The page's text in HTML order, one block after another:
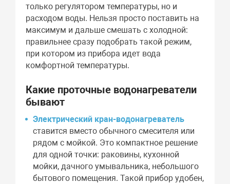
только регулятором температуры, но и
расходом воды. Нельзя просто поставить на
максимум и дальше смешать с холодной:
правильнее сразу подобрать такой режим,
при котором из прибора идет вода
комфортной температуры.
Какие проточные водонагреватели
бывают
Электрический кран-водонагреватель
ставится вместо обычного смесителя или
рядом с мойкой. Это компактное решение
для одной точки: раковины, кухонной
мойки, дачного умывальника, небольшого
бытового помещения. Такой прибор удобен,